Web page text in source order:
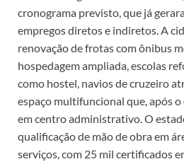
cronograma previsto, que já
empregos diretos e indiretos. A
renovação de frotas com ônibus
hospedagem ampliada, escolas
como hostel, navios de cruzeiro
espaço multifuncional que, após
em centro administrativo. O
qualificação de mão de obra em
serviços, com 25 mil certificados